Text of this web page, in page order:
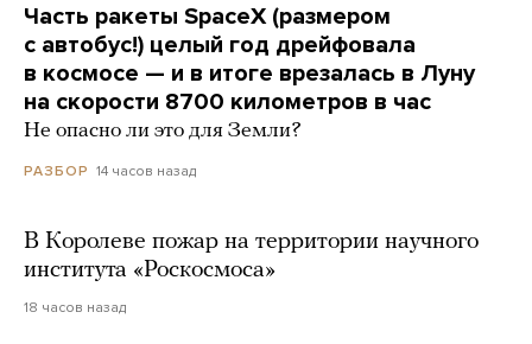
Часть ракеты SpaceX (размером
с автобус!) целый год дрейфовала
в космосе — и в итоге врезалась в Луну
на скорости 8700 километров в час
Не опасно ли это для Земли?
РАЗБОР 14 часов назад
В Королеве пожар на территории научного
института «Роскосмоса»
18 часов назад